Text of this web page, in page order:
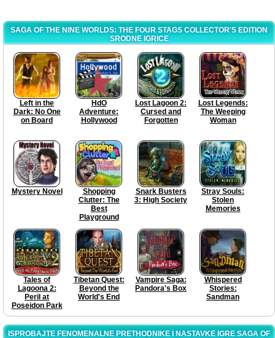
SAGA OF THE NINE WORLDS: THE FOUR STAGS COLLECTOR'S EDITION
SRODNE IGRICE
Left in the
Dark: No One
on Board
HdO
Adventure:
Hollywood
Lost Lagoon 2:
Cursed and
Forgotten
Lost Legends:
The Weeping
Woman
Mystery Novel
Shopping
Clutter: The
Best
Playground
Snark Busters
3: High Society
Stray Souls:
Stolen
Memories
Tales of
Lagoona 2:
Peril at
Poseidon Park
Tibetan Quest:
Beyond the
World's End
Vampire Saga:
Pandora's Box
Whispered
Stories:
Sandman
ISPROBAJTE FENOMENALNE PRETHODNIKE I NASTAVKE IGRE SAGA OF